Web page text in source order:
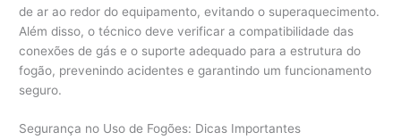
de ar ao redor do equipamento, evitando o superaquecimento.
Além disso, o técnico deve verificar a compatibilidade das
conexões de gás e o suporte adequado para a estrutura do
fogão, prevenindo acidentes e garantindo um funcionamento
seguro.
Segurança no Uso de Fogões: Dicas Importantes